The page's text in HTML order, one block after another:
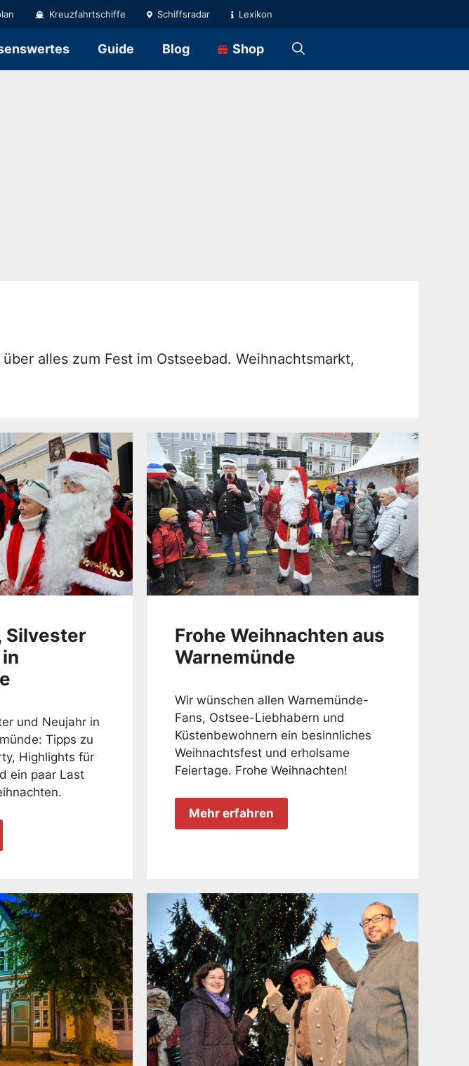
Kreuzfahrtschiffe Schiffsradar Lexikon
Guide Blog Shop
alles zum Fest im Ostseebad. Weihnachtsmarkt,
Silvester
und Neujahr in
Tipps zu
Highlights für
ein paar Last
Frohe Weihnachten aus
Warnemünde
Wir wünschen allen Warnemünde-
Fans, Ostsee-Liebhabern und
Küstenbewohnern ein besinnliches
Weihnachtsfest und erholsame
Feiertage. Frohe Weihnachten!
Mehr erfahren